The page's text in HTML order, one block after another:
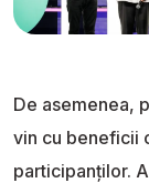
De asemenea,
vin cu beneficii
participanților.